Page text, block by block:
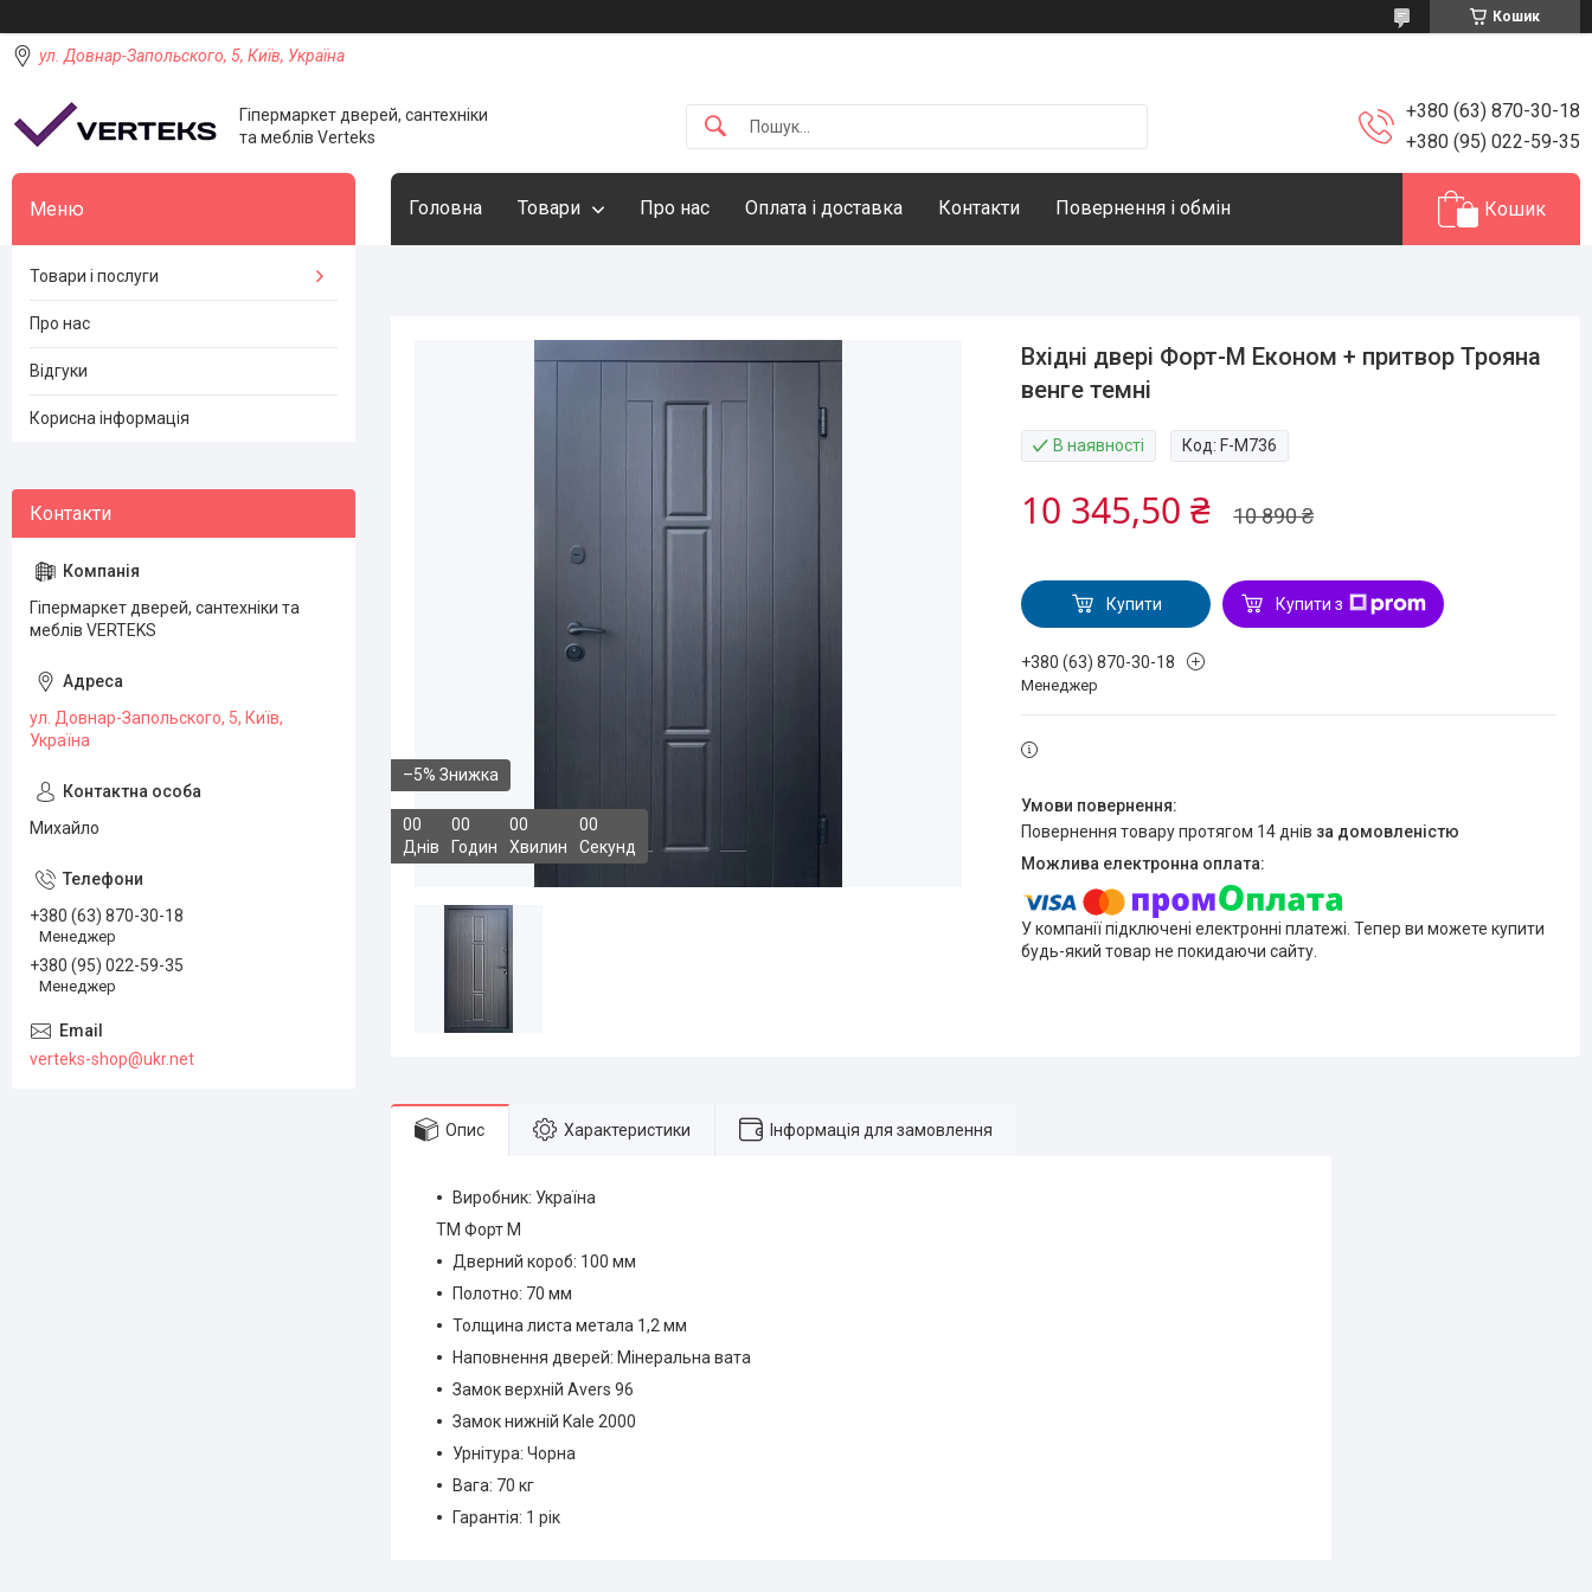
Кошик
ул. Довнар-Запольского, 5, Київ, Україна
Гіпермаркет дверей, сантехніки
та меблів Verteks
+380 (63) 870-30-18
+380 (95) 022-59-35
Головна Товари Про нас Оплата і доставка Контакти Повернення і обмін Кошик
–5%
00
Днів
00
Годин
00
Хвилин
00
Секунд
Вхідні двері Форт-М Економ + притвор Трояна
венге темні
В наявності Код: F-М736
10 890 ₴
10 345,50 ₴
Купити Купити з
+380 (63) 870-30-18
Менеджер
повернення товару протягом 14 днів за домовленістю
У компанії підключені електронні платежі. Тепер ви можете купити
будь-який товар не покидаючи сайту.
Опис Характеристики Інформація для замовлення
Виробник: Україна
ТМ Форт М
Дверний короб: 100 мм
Полотно: 70 мм
Толщина листа метала 1,2 мм
Наповнення дверей: Мінеральна вата
Замок верхній Avers 96
Замок нижній Kale 2000
Урнітура: Чорна
Вага: 70 кг
Гарантія: 1 рік
Товари і послуги
Про нас
Відгуки
Корисна інформація
Гіпермаркет дверей, сантехніки та
меблів VERTEKS
ул. Довнар-Запольского, 5, Київ,
Україна
Михайло
+380 (63) 870-30-18
Менеджер
+380 (95) 022-59-35
Менеджер
verteks-shop@ukr.net